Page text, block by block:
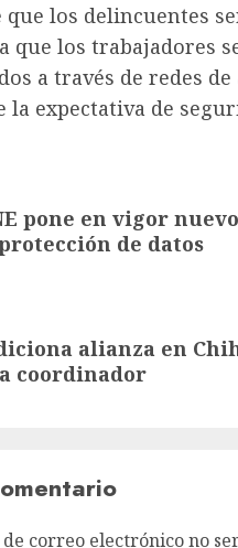
que los delincuentes
que los trabajadores
a través de redes
la expectativa de
pone en vigor
de datos
alianza en
coordinador
correo electrónico no